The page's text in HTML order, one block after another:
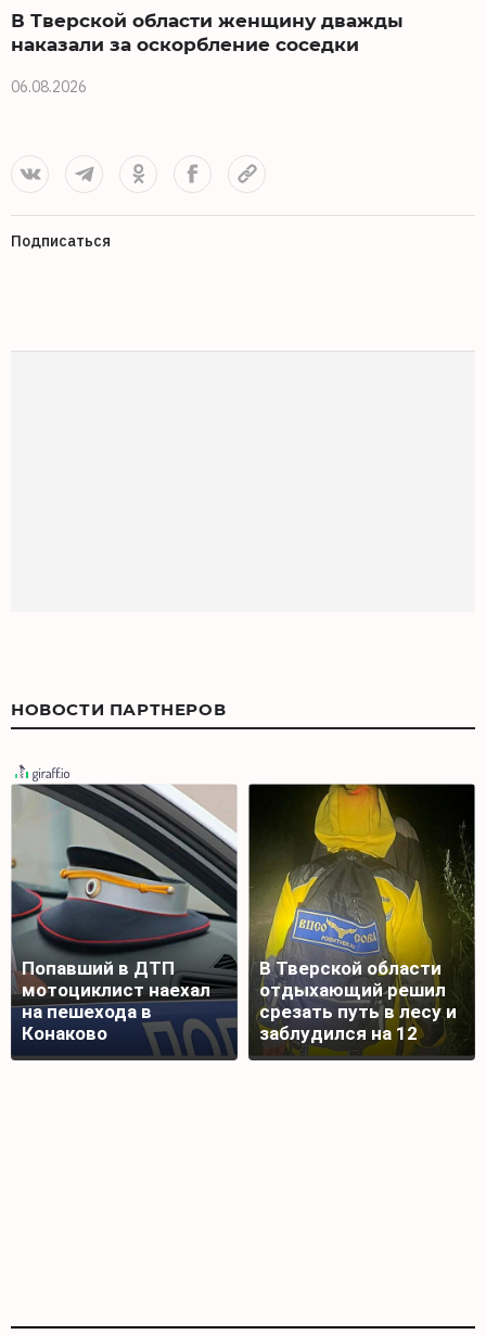
В Тверской области женщину дважды
наказали за оскорбление соседки
06.08.2026
Подписаться
НОВОСТИ ПАРТНЕРОВ
Попавший в ДТП
мотоциклист наехал
на пешехода в
Конаково
В Тверской области
отдыхающий решил
срезать путь в лесу и
заблудился на 12
часов